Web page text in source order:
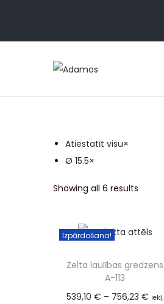
Atiestatīt visu×
Ø 15.5×
Showing all 6 results
Izpārdošana!
Zelta laulības gredzens
A-113
539,10€ – 756,23€ iekļ.